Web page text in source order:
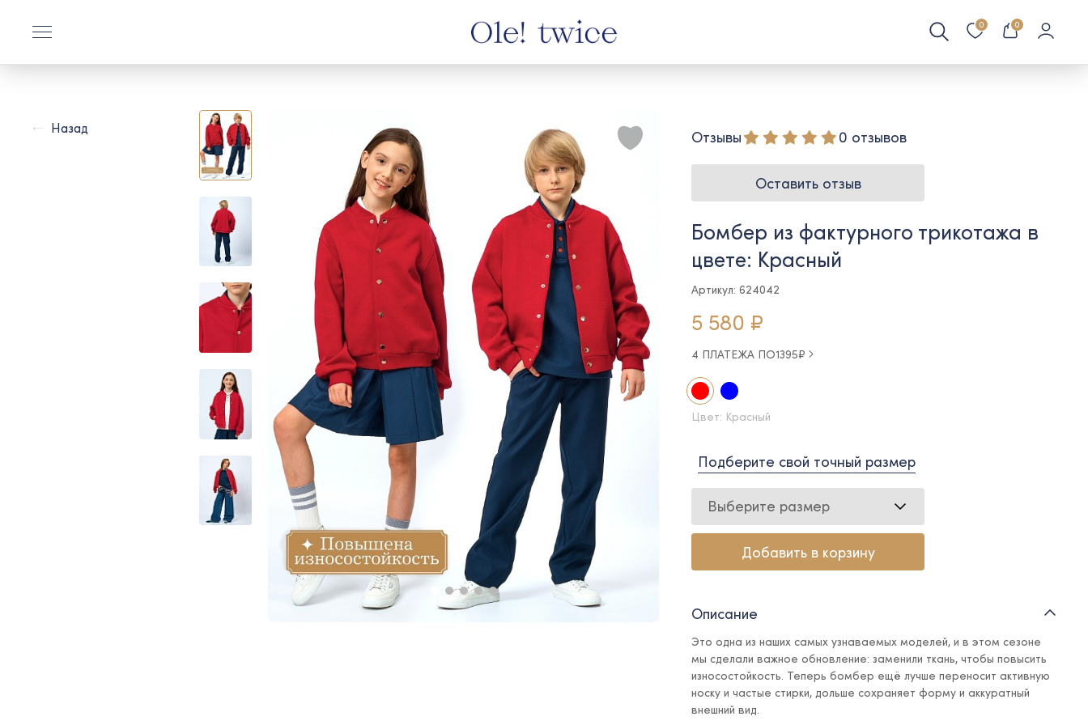
0 0
Назад Отзывы 0 отзывов
Оставить отзыв
Бомбер из фактурного трикотажа в
цвете: Красный
Артикул: 624042
5 580 ₽
4 ПЛАТЕЖА ПО1395₽
Цвет: Красный
Подберите свой точный размер
Выберите размер
Добавить в корзину
Описание
Это одна из наших самых узнаваемых моделей, и в этом сезоне
мы сделали важное обновление: заменили ткань, чтобы повысить
износостойкость. Теперь бомбер ещё лучше переносит активную
носку и частые стирки, дольше сохраняет форму и аккуратный
внешний вид.